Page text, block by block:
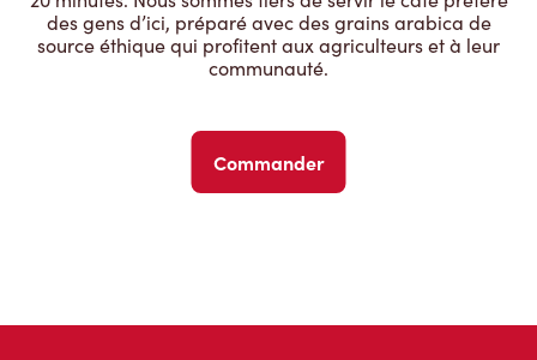
des gens d’ici, préparé avec des grains arabica de
source éthique qui profitent aux agriculteurs et à leur
communauté.
Commander